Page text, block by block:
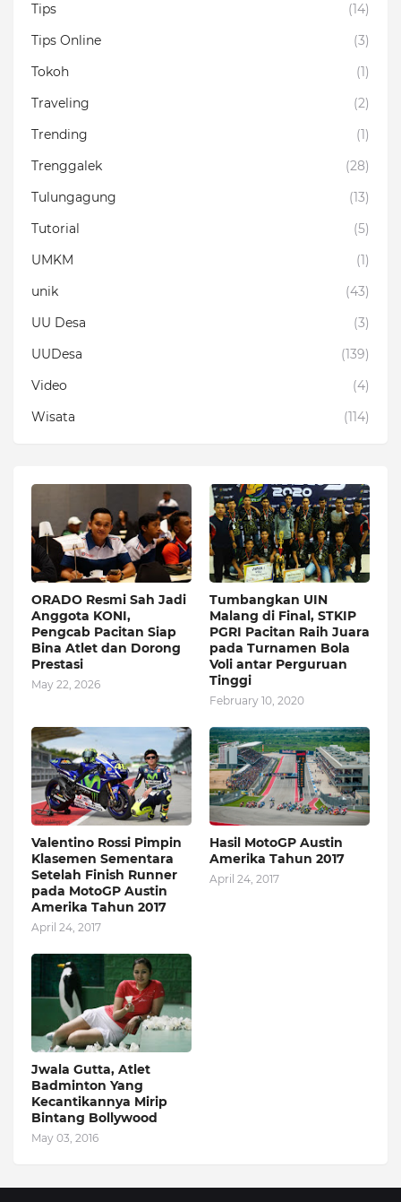
Tips
(14)
Tips Online
(3)
Tokoh
(1)
Traveling
(2)
Trending
(1)
Trenggalek
(28)
Tulungagung
(13)
Tutorial
(5)
UMKM
(1)
unik
(43)
UU Desa
(3)
UUDesa
(139)
Video
(4)
Wisata
(114)
ORADO Resmi Sah Jadi
Anggota KONI,
Pengcab Pacitan Siap
Bina Atlet dan Dorong
Prestasi
May 22, 2026
Tumbangkan UIN
Malang di Final, STKIP
PGRI Pacitan Raih Juara
pada Turnamen Bola
Voli antar Perguruan
Tinggi
February 10, 2020
Valentino Rossi Pimpin
Klasemen Sementara
Setelah Finish Runner
pada MotoGP Austin
Amerika Tahun 2017
April 24, 2017
Hasil MotoGP Austin
Amerika Tahun 2017
April 24, 2017
Jwala Gutta, Atlet
Badminton Yang
Kecantikannya Mirip
Bintang Bollywood
May 03, 2016